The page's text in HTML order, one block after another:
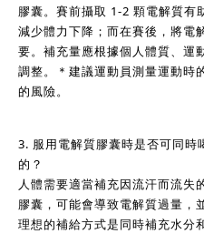
膠囊。賽前攝取 1-2 顆電解質有
減少體力下降；而在賽後，將電
要。補充量應根據個人體質、運
調整。＊建議運動員測量運動時
的風險。
3. 服用電解質膠囊時是否可同時
的？
人體需要適當補充因流汗而流失
膠囊，可能會導致電解質過量，
理想的補給方式是同時補充水分